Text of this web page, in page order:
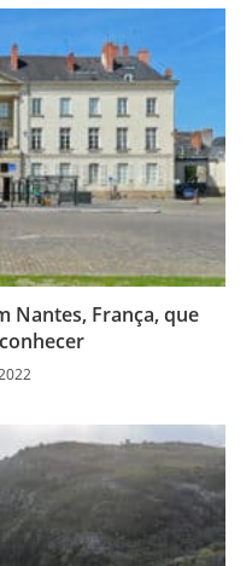
Nantes, França, que